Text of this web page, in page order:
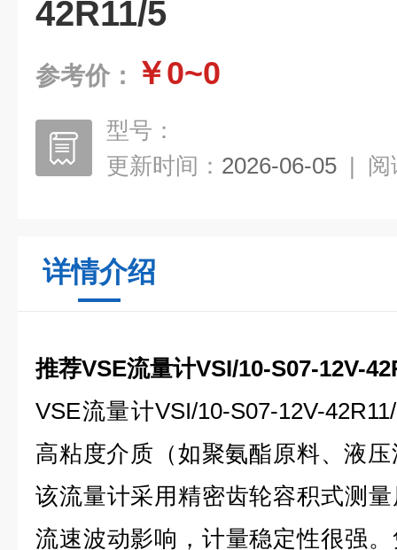
42R11/5
参考价： ￥0~0
型号：
更新时间： 2026-06-05 | 阅
详情介绍
推荐VSE流量计VSI/10-S07-12V-
VSE流量计VSI/10-S07-12V-
高粘度介质（如聚氨酯原料、液
该流量计采用精密齿轮容积式测
流速波动影响，计量稳定性很强